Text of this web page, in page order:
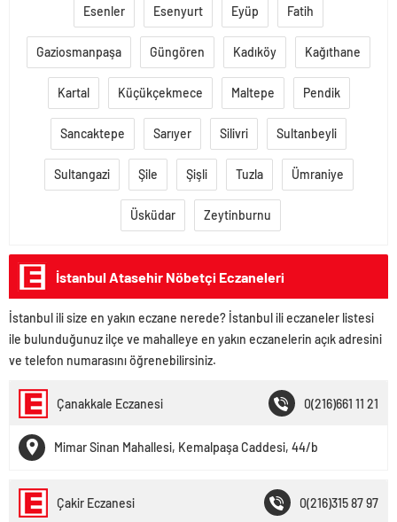
Esenler Esenyurt Eyüp Fatih
Gaziosmanpaşa Güngören Kadıköy Kağıthane
Kartal Küçükçekmece Maltepe Pendik
Sancaktepe Sarıyer Silivri Sultanbeyli
Sultangazi Şile Şişli Tuzla Ümraniye
Üsküdar Zeytinburnu
İstanbul Atasehir Nöbetçi Eczaneleri
İstanbul ili size en yakın eczane nerede? İstanbul ili eczaneler listesi
ile bulunduğunuz ilçe ve mahalleye en yakın eczanelerin açık adresini
ve telefon numarasını öğrenebilirsiniz.
Çanakkale Eczanesi 0(216)661 11 21
Mimar Sinan Mahallesi, Kemalpaşa Caddesi, 44/b
Çakir Eczanesi 0(216)315 87 97